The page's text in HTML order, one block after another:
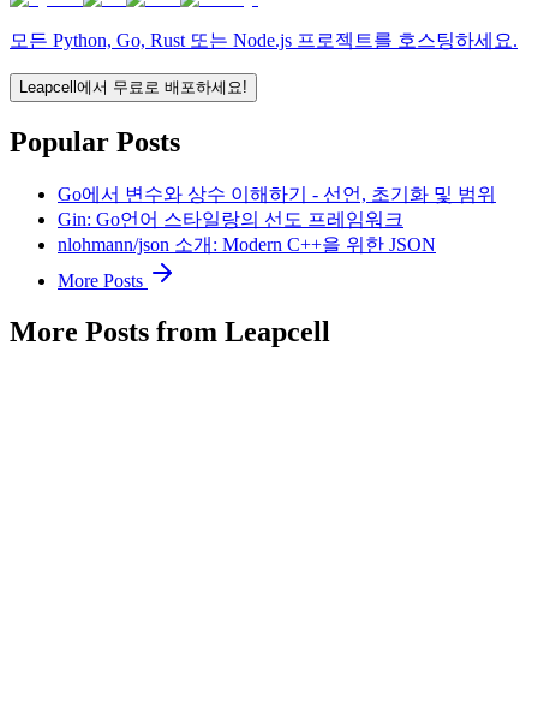
모든 Python, Go, Rust 또는 Node.js 프로젝트를 호스팅하세요.
Leapcell에서 무료로 배포하세요!
Popular Posts
Go에서 변수와 상수 이해하기 - 선언, 초기화 및 범위
Gin: Go언어 스타일랑의 선도 프레임워크
nlohmann/json 소개: Modern C++을 위한 JSON
More Posts
More Posts from Leapcell